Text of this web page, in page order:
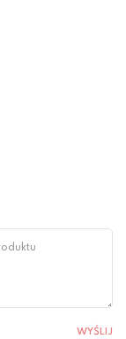
WYŚLIJ